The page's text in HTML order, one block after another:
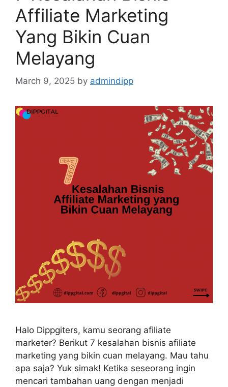
Affiliate Marketing
Yang Bikin Cuan
Melayang
March 9, 2025 by admindipp
Halo Dippgiters, kamu seorang afiliate
marketer? Berikut 7 kesalahan bisnis afiliate
marketing yang bikin cuan melayang. Mau tahu
apa saja? Yuk simak! Ketika seseorang ingin
mencari tambahan uang dengan menjadi